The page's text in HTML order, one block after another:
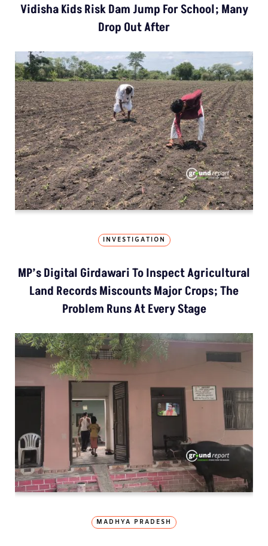
Vidisha Kids Risk Dam Jump For School; Many
Drop Out After
INVESTIGATION
MP’s Digital Girdawari To Inspect Agricultural
Land Records Miscounts Major Crops; The
Problem Runs At Every Stage
MADHYA PRADESH